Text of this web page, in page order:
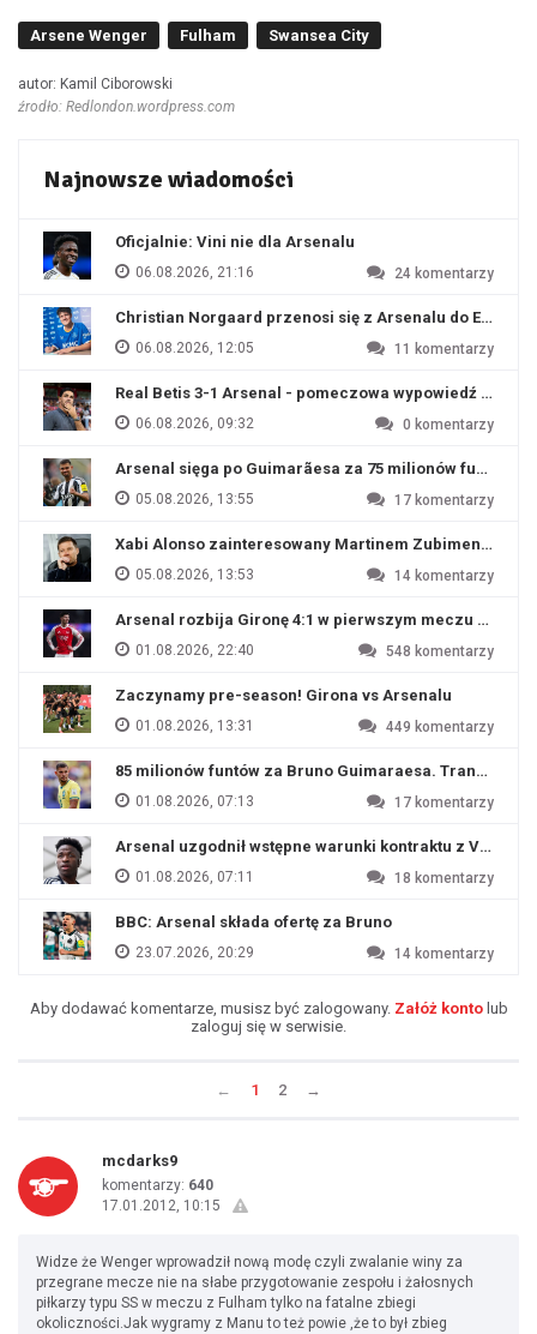
Arsene Wenger Fulham Swansea City
autor: Kamil Ciborowski
źrodło: Redlondon.wordpress.com
Najnowsze wiadomości
Oficjalnie: Vini nie dla Arsenalu
06.08.2026, 21:16 24 komentarzy
Christian Norgaard przenosi się z Arsenalu do
06.08.2026, 12:05 11 komentarzy
Real Betis 3-1 Arsenal - pomeczowa wypowiedź Artety
06.08.2026, 09:32 0 komentarzy
Arsenal sięga po Guimarãesa za 75 milionów funtów
05.08.2026, 13:55 17 komentarzy
Xabi Alonso zainteresowany Martinem Zubimendim
05.08.2026, 13:53 14 komentarzy
Arsenal rozbija Gironę 4:1 w pierwszym meczu
01.08.2026, 22:40 548 komentarzy
Zaczynamy pre-season! Girona vs Arsenalu
01.08.2026, 13:31 449 komentarzy
85 milionów funtów za Bruno Guimaraesa. Transfer
01.08.2026, 07:13 17 komentarzy
Arsenal uzgodnił wstępne warunki kontraktu z
01.08.2026, 07:11 18 komentarzy
BBC: Arsenal składa ofertę za Bruno
23.07.2026, 20:29 14 komentarzy
Aby dodawać komentarze, musisz być zalogowany. Załóż kontolub
zaloguj się w serwisie.
← 1 2 →
mcdarks9
komentarzy: 640
17.01.2012, 10:15
Widze że Wenger wprowadził nową modę czyli zwalanie winy za
przegrane mecze nie na słabe przygotowanie zespołu i żałosnych
piłkarzy typu SS w meczu z Fulham tylko na fatalne zbiegi
okoliczności.Jak wygramy z Manu to też powie ,że to był zbieg